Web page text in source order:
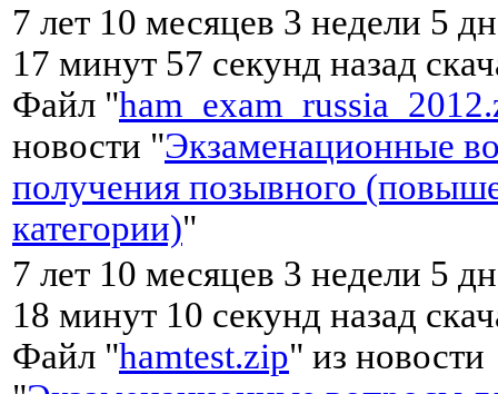
7 лет 10 месяцев 3 недели 5
17 минут 57 секунд назад
Файл "
новости "Экзаменационные
получения позывного
категории)"
7 лет 10 месяцев 3 недели 5
18 минут 10 секунд назад
Файл "hamtest.zip" из новости